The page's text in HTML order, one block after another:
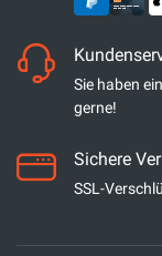
Sie haben
gerne!
Sichere
SSL-